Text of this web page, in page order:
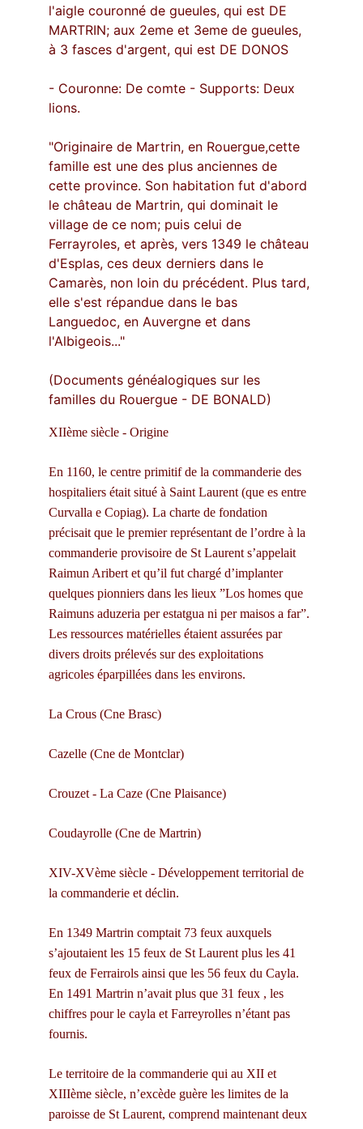
l'aigle couronné de gueules, qui est DE
MARTRIN; aux 2eme et 3eme de gueules,
à 3 fasces d'argent, qui est DE DONOS
- Couronne: De comte - Supports: Deux
lions.
"Originaire de Martrin, en Rouergue,cette
famille est une des plus anciennes de
cette province. Son habitation fut d'abord
le château de Martrin, qui dominait le
village de ce nom; puis celui de
Ferrayroles, et après, vers 1349 le château
d'Esplas, ces deux derniers dans le
Camarès, non loin du précédent. Plus tard,
elle s'est répandue dans le bas
Languedoc, en Auvergne et dans
l'Albigeois..."
(Documents généalogiques sur les
familles du Rouergue - DE BONALD)
XIIème siècle - Origine
En 1160, le centre primitif de la commanderie des
hospitaliers était situé à Saint Laurent (que es entre
Curvalla e Copiag). La charte de fondation
précisait que le premier représentant de l’ordre à la
commanderie provisoire de St Laurent s’appelait
Raimun Aribert et qu’il fut chargé d’implanter
quelques pionniers dans les lieux ”Los homes que
Raimuns aduzeria per estatgua ni per maisos a far”.
Les ressources matérielles étaient assurées par
divers droits prélevés sur des exploitations
agricoles éparpillées dans les environs.
La Crous (Cne Brasc)
Cazelle (Cne de Montclar)
Crouzet - La Caze (Cne Plaisance)
Coudayrolle (Cne de Martrin)
XIV-XVème siècle - Développement territorial de
la commanderie et déclin.
En 1349 Martrin comptait 73 feux auxquels
s’ajoutaient les 15 feux de St Laurent plus les 41
feux de Ferrairols ainsi que les 56 feux du Cayla.
En 1491 Martrin n’avait plus que 31 feux , les
chiffres pour le cayla et Farreyrolles n’étant pas
fournis.
Le territoire de la commanderie qui au XII et
XIIIème siècle, n’excède guère les limites de la
paroisse de St Laurent, comprend maintenant deux